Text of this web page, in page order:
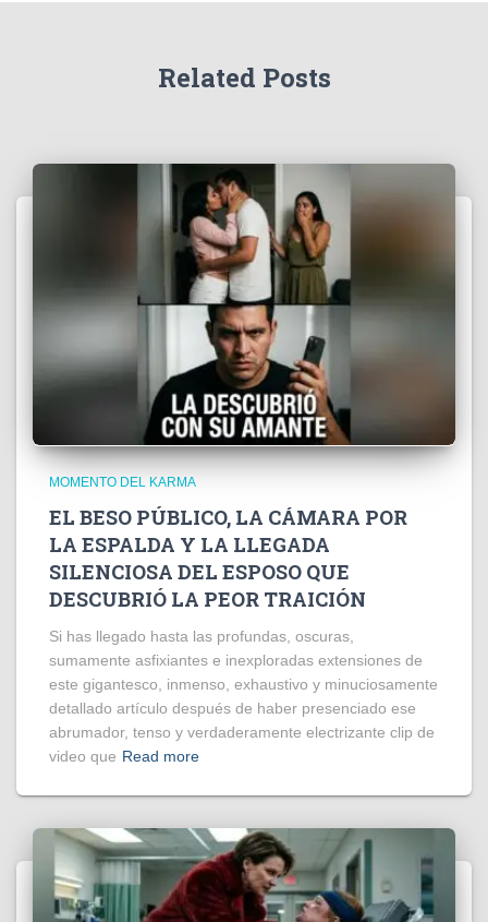
Related Posts
MOMENTO DEL KARMA
EL BESO PÚBLICO, LA CÁMARA POR
LA ESPALDA Y LA LLEGADA
SILENCIOSA DEL ESPOSO QUE
DESCUBRIÓ LA PEOR TRAICIÓN
Si has llegado hasta las profundas, oscuras,
sumamente asfixiantes e inexploradas extensiones de
este gigantesco, inmenso, exhaustivo y minuciosamente
detallado artículo después de haber presenciado ese
abrumador, tenso y verdaderamente electrizante clip de
video que Read more